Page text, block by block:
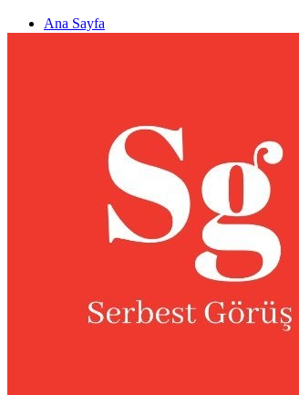
Ana Sayfa